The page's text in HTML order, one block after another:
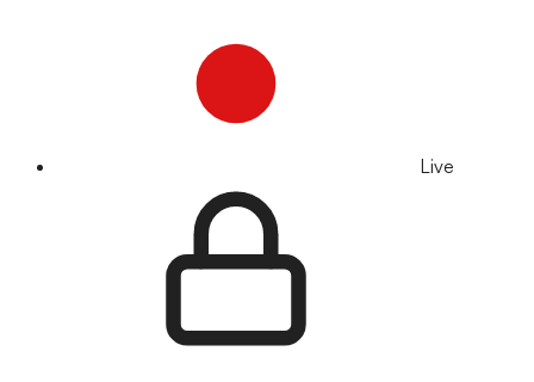
Live